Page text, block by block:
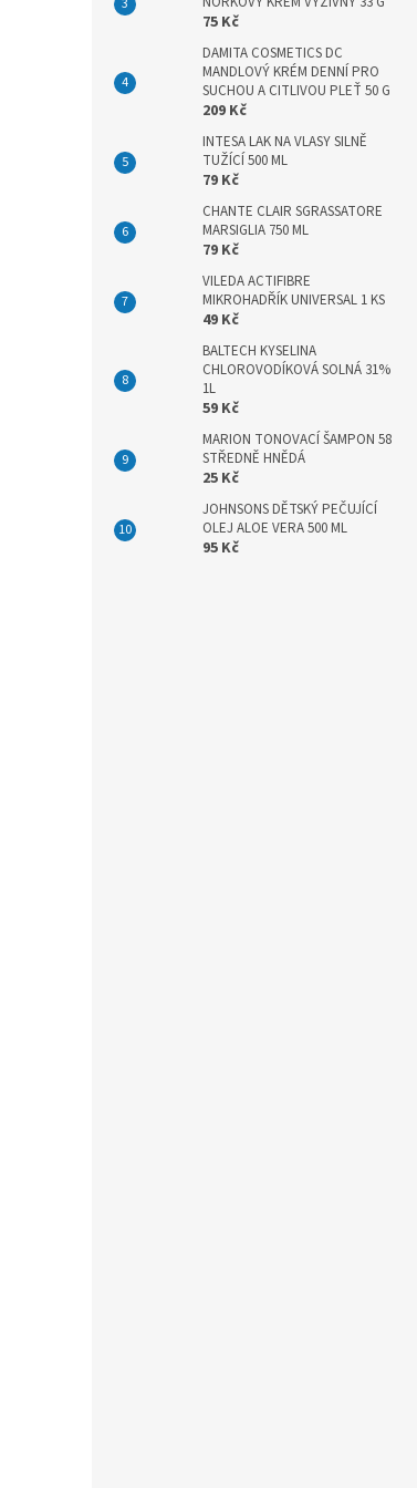
75 Kč
DAMITA COSMETICS DC
MANDLOVÝ KRÉM DENNÍ PRO
SUCHOU A CITLIVOU PLEŤ 50 G
209 Kč
INTESA LAK NA VLASY SILNĚ
TUŽÍCÍ 500 ML
79 Kč
CHANTE CLAIR SGRASSATORE
MARSIGLIA 750 ML
79 Kč
VILEDA ACTIFIBRE
MIKROHADŘÍK UNIVERSAL 1 KS
49 Kč
BALTECH KYSELINA
CHLOROVODÍKOVÁ SOLNÁ 31%
1L
59 Kč
MARION TONOVACÍ ŠAMPON 58
STŘEDNĚ HNĚDÁ
25 Kč
JOHNSONS DĚTSKÝ PEČUJÍCÍ
OLEJ ALOE VERA 500 ML
95 Kč